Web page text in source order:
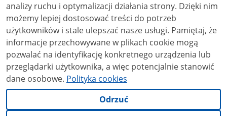
analizy ruchu i optymalizacji działania strony. Dzięki nim
możemy lepiej dostosować treści do potrzeb
użytkowników i stale ulepszać nasze usługi. Pamiętaj, że
informacje przechowywane w plikach cookie mogą
pozwalać na identyfikację konkretnego urządzenia lub
przeglądarki użytkownika, a więc potencjalnie stanowić
dane osobowe. Polityka cookies
Odrzuć